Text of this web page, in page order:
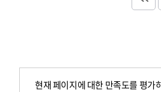
현재 페이지에 대한 만족도를 평가